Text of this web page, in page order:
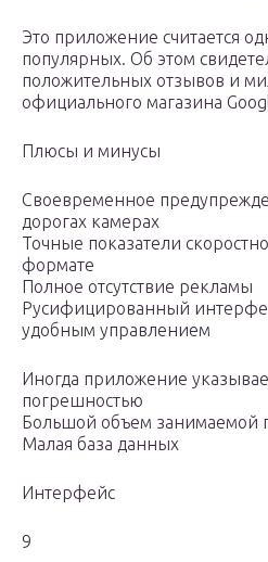
Это приложение считается
популярных. Об этом
положительных отзывов и
официального магазина
Плюсы и минусы
Своевременное
дорогах камерах
Точные показатели
формате
Полное отсутствие рекламы
Русифицированный
удобным управлением
Иногда приложение
погрешностью
Большой объем занимаемой
Малая база данных
Интерфейс
9